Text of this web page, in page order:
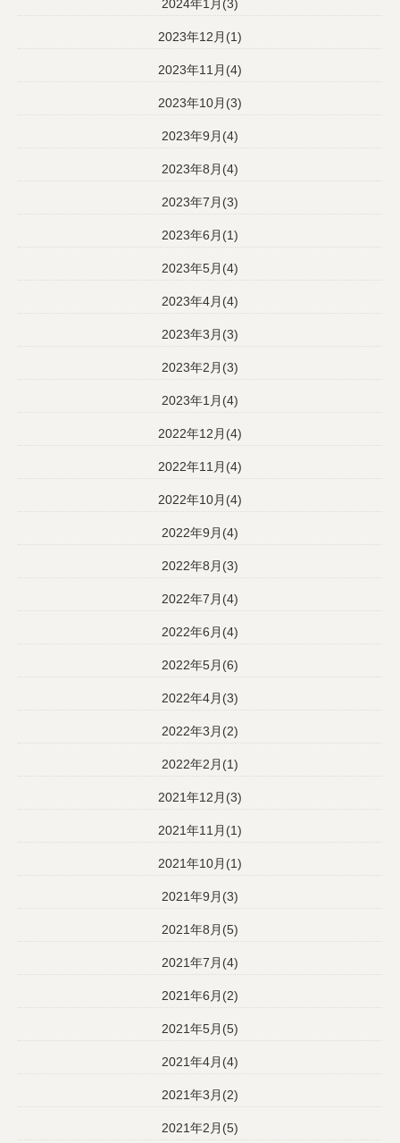
2024年1月(3)
2023年12月(1)
2023年11月(4)
2023年10月(3)
2023年9月(4)
2023年8月(4)
2023年7月(3)
2023年6月(1)
2023年5月(4)
2023年4月(4)
2023年3月(3)
2023年2月(3)
2023年1月(4)
2022年12月(4)
2022年11月(4)
2022年10月(4)
2022年9月(4)
2022年8月(3)
2022年7月(4)
2022年6月(4)
2022年5月(6)
2022年4月(3)
2022年3月(2)
2022年2月(1)
2021年12月(3)
2021年11月(1)
2021年10月(1)
2021年9月(3)
2021年8月(5)
2021年7月(4)
2021年6月(2)
2021年5月(5)
2021年4月(4)
2021年3月(2)
2021年2月(5)